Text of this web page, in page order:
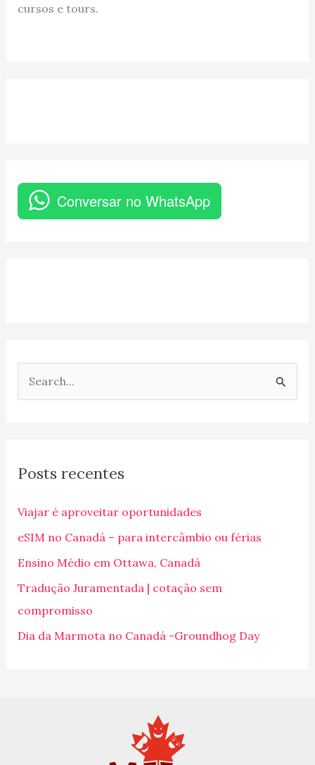
cursos e tours.
Conversar no WhatsApp
u
s
a
r
p
o
r
Posts recentes
Viajar é aproveitar oportunidades
eSIM no Canadá – para intercâmbio ou férias
Ensino Médio em Ottawa, Canadá
Tradução Juramentada | cotação sem
compromisso
Dia da Marmota no Canadá -Groundhog Day